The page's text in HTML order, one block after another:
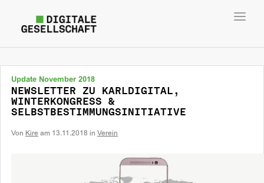
Update November 2018
NEWSLETTER ZU KARLDIGITAL,
WINTERKONGRESS &
SELBSTBESTIMMUNGSINITIATIVE
Von Kire am 13.11.2018 in Verein